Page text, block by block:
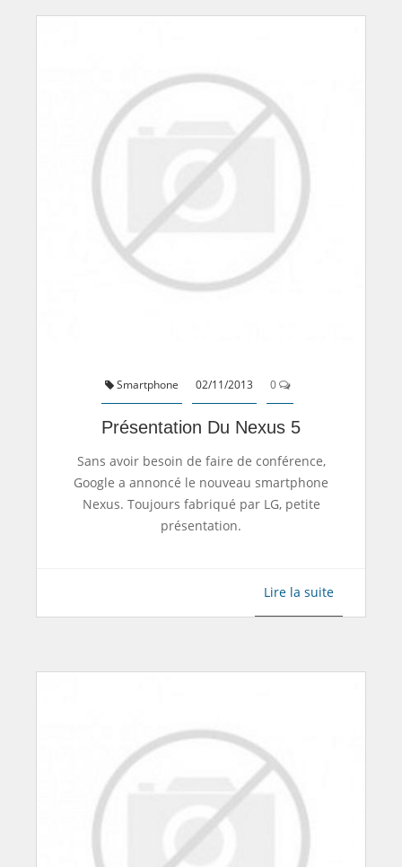
Smartphone 02/11/2013 0
Présentation Du Nexus 5
Sans avoir besoin de faire de conférence,
Google a annoncé le nouveau smartphone
Nexus. Toujours fabriqué par LG, petite
présentation.
Lire la suite